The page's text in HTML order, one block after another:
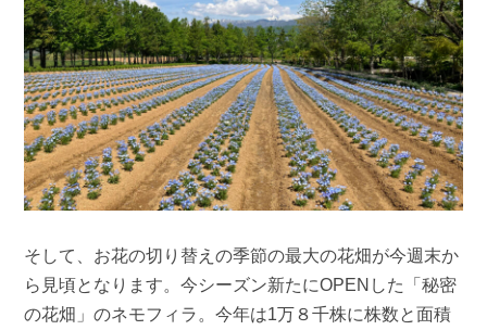
そして、お花の切り替えの季節の最大の花畑が今週末か
ら見頃となります。今シーズン新たにOPENした「秘密
の花畑」のネモフィラ。今年は1万８千株に株数と面積